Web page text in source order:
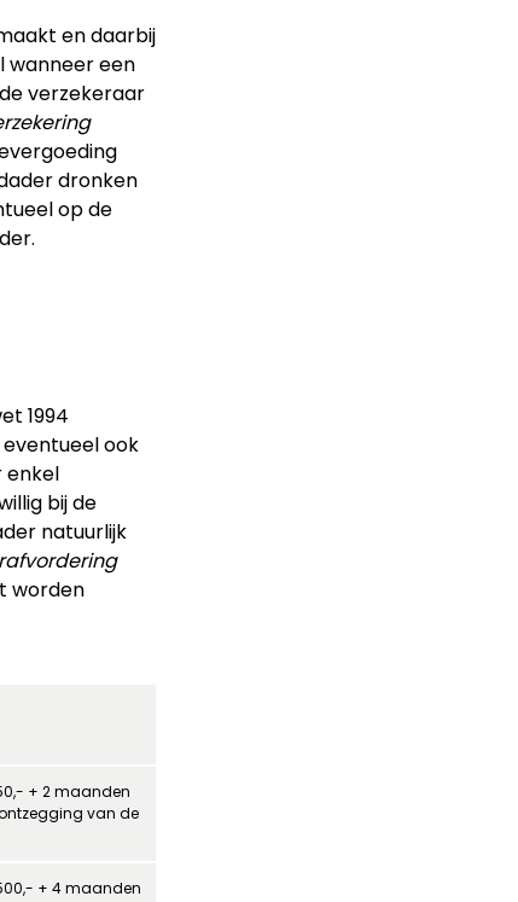
en daarbij
wanneer een
verzekeraar
dronken
op de
1994
ook
enkel
bij de
natuurlijk
worden
+ 2 maanden
van de
+ 4 maanden